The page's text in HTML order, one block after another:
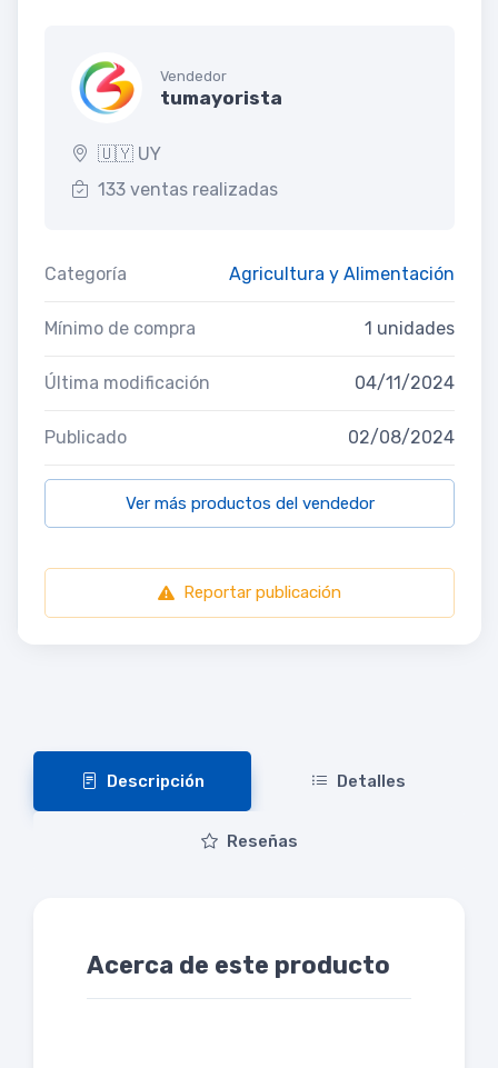
Vendedor
tumayorista
🇺🇾 UY
133 ventas realizadas
Categoría Agricultura y Alimentación
Mínimo de compra 1 unidades
Última modificación 04/11/2024
Publicado 02/08/2024
Ver más productos del vendedor
Reportar publicación
Descripción Detalles
Reseñas
Acerca de este producto